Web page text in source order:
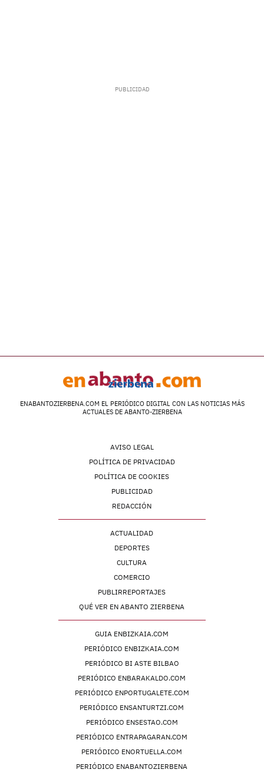
ENABANTOZIERBENA.COM EL PERIÓDICO DIGITAL CON LAS NOTICIAS MÁS
ACTUALES DE ABANTO-ZIERBENA
AVISO LEGAL
POLÍTICA DE PRIVACIDAD
POLÍTICA DE COOKIES
PUBLICIDAD
REDACCIÓN
ACTUALIDAD
DEPORTES
CULTURA
COMERCIO
PUBLIRREPORTAJES
QUÉ VER EN ABANTO ZIERBENA
GUIA ENBIZKAIA.COM
PERIÓDICO ENBIZKAIA.COM
PERIÓDICO BI ASTE BILBAO
PERIÓDICO ENBARAKALDO.COM
PERIÓDICO ENPORTUGALETE.COM
PERIÓDICO ENSANTURTZI.COM
PERIÓDICO ENSESTAO.COM
PERIÓDICO ENTRAPAGARAN.COM
PERIÓDICO ENORTUELLA.COM
PERIÓDICO ENABANTOZIERBENA